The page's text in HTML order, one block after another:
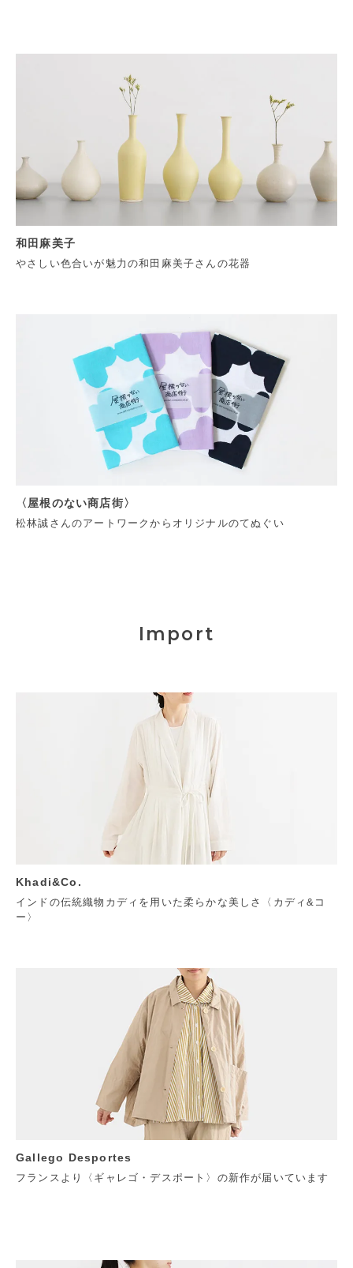
和田麻美子
やさしい色合いが魅力の和田麻美子さんの花器
〈屋根のない商店街〉
松林誠さんのアートワークからオリジナルのてぬぐい
Import
Khadi&Co.
インドの伝統織物カディを用いた柔らかな美しさ〈カディ&コ
ー〉
Gallego Desportes
フランスより〈ギャレゴ・デスポート〉の新作が届いています